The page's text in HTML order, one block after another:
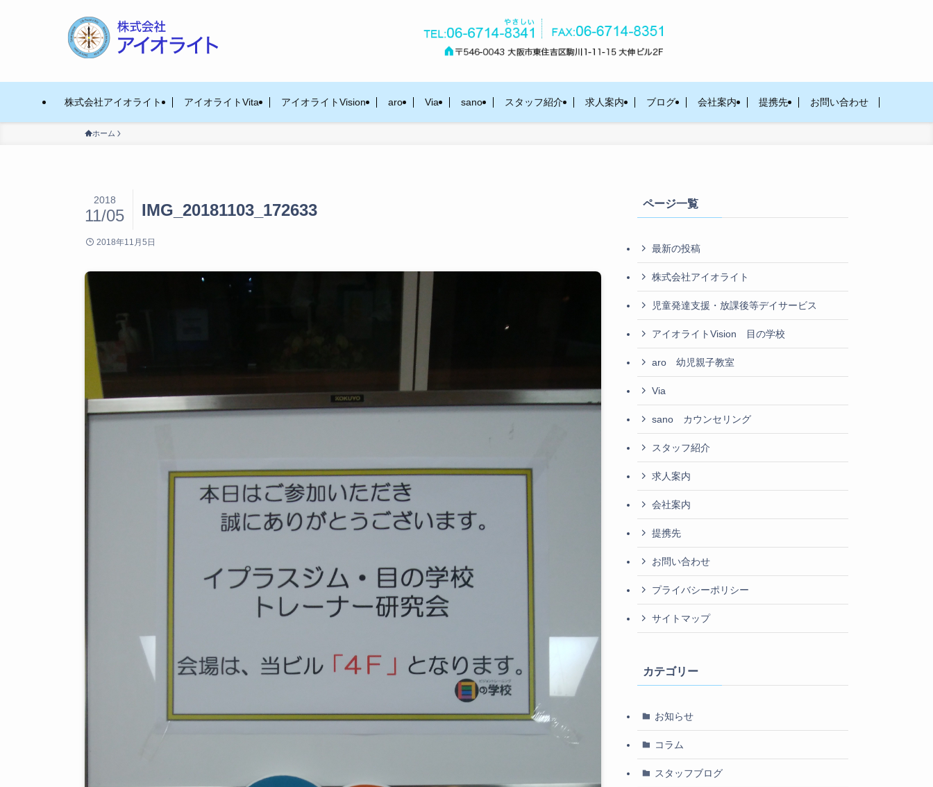
株式会社アイオライト アイオライトVita アイオライトVision aro Via sano スタッフ紹介 求人案内 ブログ 会社案内 提携先 お問い合わせ
ホーム
IMG_20181103_172633
2018
11/05
2018年11月5日
ページ一覧
最新の投稿
株式会社アイオライト
児童発達支援・放課後等デイサービス
アイオライトVision 目の学校
aro 幼児親子教室
Via
sano カウンセリング
スタッフ紹介
求人案内
会社案内
提携先
お問い合わせ
プライバシーポリシー
サイトマップ
カテゴリー
お知らせ
コラム
スタッフブログ